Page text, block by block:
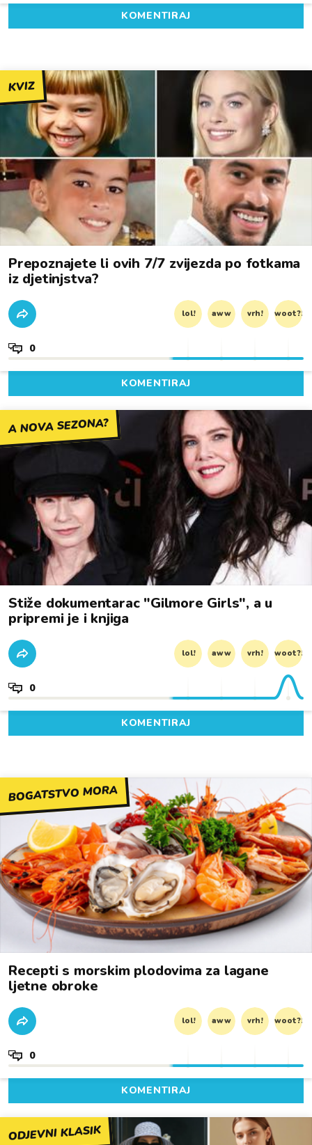
KOMENTIRAJ
KVIZ
Prepoznajete li ovih 7/7 zvijezda po fotkama
iz djetinjstva?
lol! aww vrh! woot?!
0
KOMENTIRAJ
A NOVA SEZONA?
Stiže dokumentarac "Gilmore Girls", a u
pripremi je i knjiga
lol! aww vrh! woot?!
0
KOMENTIRAJ
BOGATSTVO MORA
Recepti s morskim plodovima za lagane
ljetne obroke
lol! aww vrh! woot?!
0
KOMENTIRAJ
ODJEVNI KLASIK